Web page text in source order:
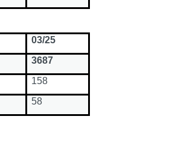
03/25
3687
158
58